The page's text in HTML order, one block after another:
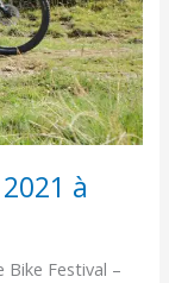
à
Bike Festival –